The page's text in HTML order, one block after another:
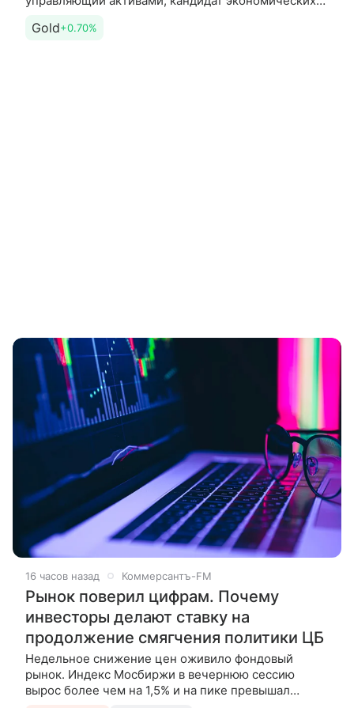
экономических
Gold+0.70%
16 часов назад Коммерсантъ-FM
Рынок поверил цифрам. Почему
инвесторы делают ставку на
продолжение смягчения политики ЦБ
Недельное снижение цен оживило фондовый
рынок. Индекс Мосбиржи в вечернюю сессию
вырос более чем на 1,5% и на пике превышал